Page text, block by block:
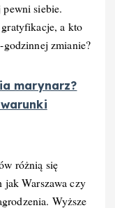
pewni siebie.
a kto
zmianie?
marynarz?
różnią się
jak Warszawa czy
Wyższe